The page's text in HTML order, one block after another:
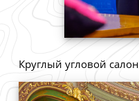
Круглый угловой салон